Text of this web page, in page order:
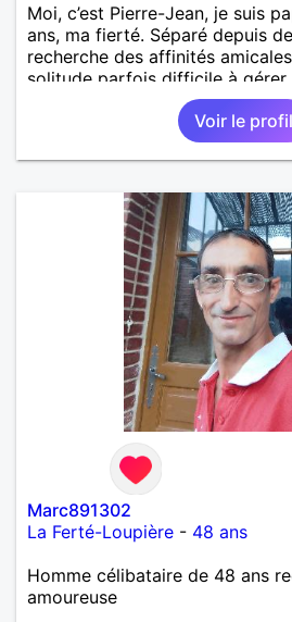
Moi, c’est Pierre-Jean, je suis
ans, ma fierté. Séparé depuis
recherche des affinités
solitude parfois difficile à gérer
vague à l’âme. L’amitié reste
importante à mes yeux mais
sentiments plus puissants. « Le
œuvre » disait Arthur
autant être trop locace. Je suis
avec très peu de défauts. Je
bienveillant, empathique,
respectueux, doux de
laisse « glisser » beaucoup de
m’éprenez pas Mesdames, si
j’aime me trahit une fois, il n’y
chance et je l’effacerai à «
Néanmoins, je suis un tout petit
qu’impatient. J’essaye de faire
bien dramatique ! Du moins je
homme facile à vivre. À vous si
d’apprendre à me connaître
ravi….A très bientôt je l’espère.
Voir le profil
Marc891302
La Ferté-Loupière - 48 ans
Homme célibataire de 48 ans
amoureuse